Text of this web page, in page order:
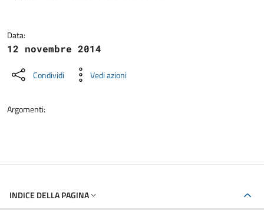
Data:
12 novembre 2014
Condividi Vedi azioni
Argomenti:
INDICE DELLA PAGINA